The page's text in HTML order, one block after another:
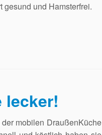
gesund und Hamsterfrei.
lecker!
mobilen DraußenKüche